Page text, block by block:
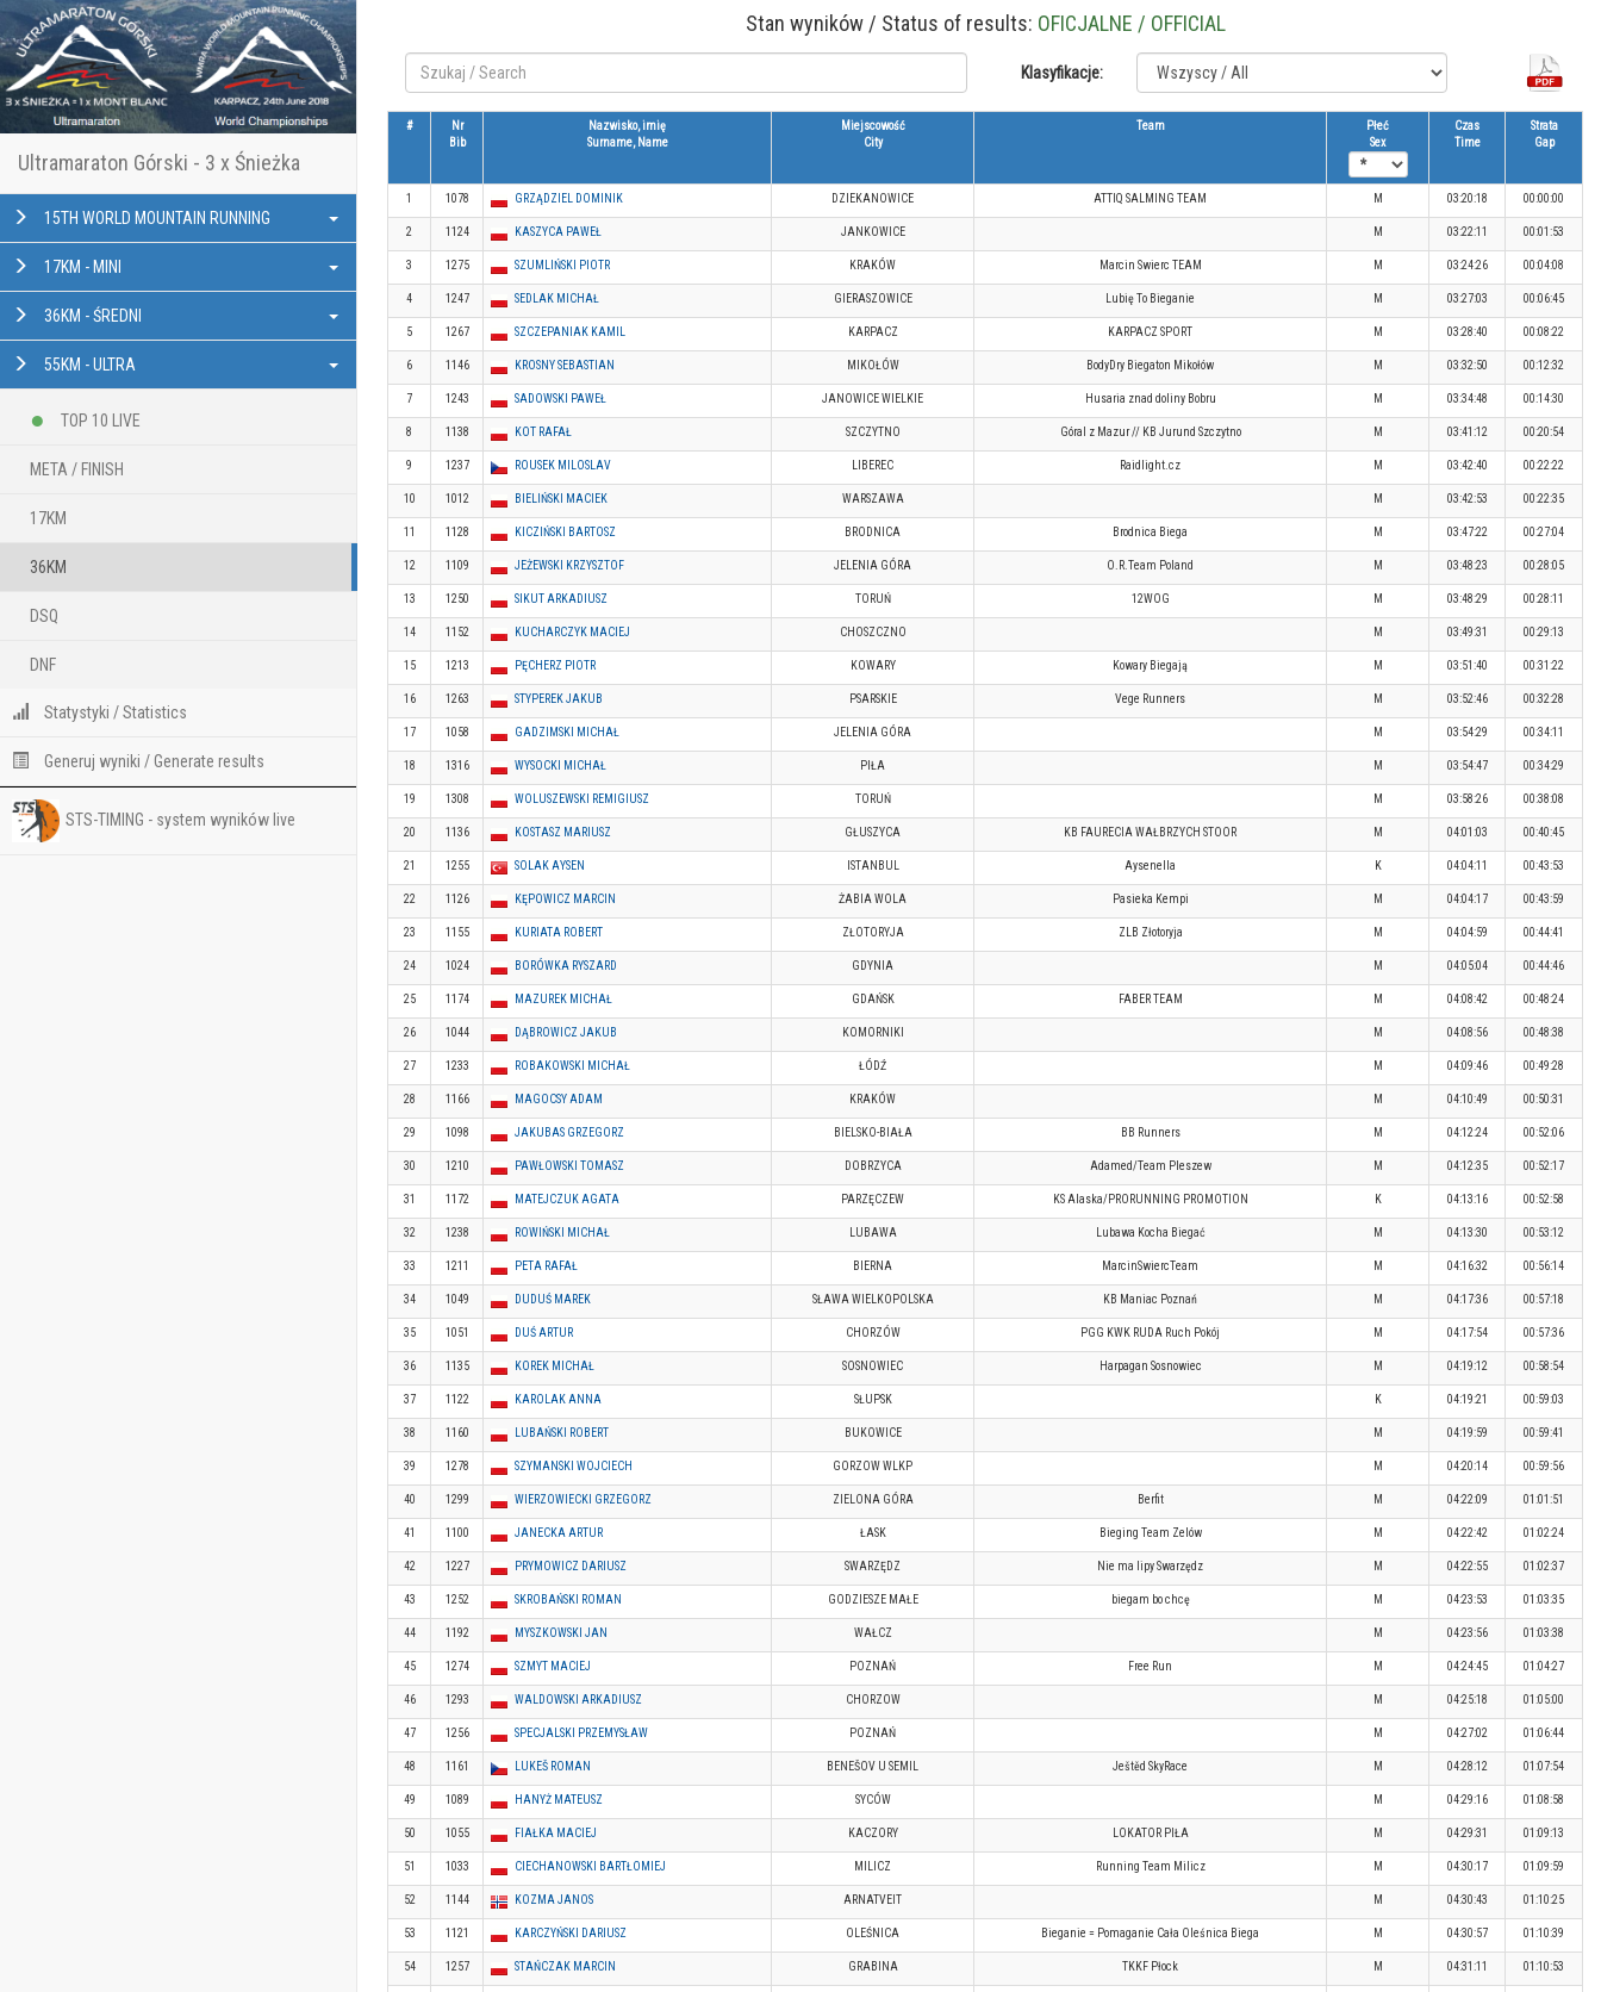
Ultramaraton Górski - 3 x Śnieżka
15TH WORLD MOUNTAIN RUNNING
17KM - MINI
36KM - ŚREDNI
55KM - ULTRA
TOP 10 LIVE
META / FINISH
17KM
36KM
DSQ
DNF
Statystyki / Statistics
Generuj wyniki / Generate results
STS-TIMING - system wyników live
Stan wyników / Status of results: OFICJALNE / OFFICIAL
Klasyfikacje:
#
Nr
Bib
Nazwisko, imię
Surname, Name
Miejscowość
City
Team
Płeć
Sex
Czas
Time
Strata
Gap
1 1078 GRZĄDZIEL DOMINIK DZIEKANOWICE ATTIQ SALMING TEAM M 03:20:18 00:00:00
2 1124 KASZYCA PAWEŁ JANKOWICE M 03:22:11 00:01:53
3 1275 SZUMLIŃSKI PIOTR KRAKÓW Marcin Swierc TEAM M 03:24:26 00:04:08
4 1247 SEDLAK MICHAŁ GIERASZOWICE Lubię To Bieganie M 03:27:03 00:06:45
5 1267 SZCZEPANIAK KAMIL KARPACZ KARPACZ SPORT M 03:28:40 00:08:22
6 1146 KROSNY SEBASTIAN MIKOŁÓW BodyDry Biegaton Mikołów M 03:32:50 00:12:32
7 1243 SADOWSKI PAWEŁ JANOWICE WIELKIE Husaria znad doliny Bobru M 03:34:48 00:14:30
8 1138 KOT RAFAŁ SZCZYTNO Góral z Mazur // KB Jurund Szczytno M 03:41:12 00:20:54
9 1237 ROUSEK MILOSLAV LIBEREC Raidlight.cz M 03:42:40 00:22:22
10 1012 BIELIŃSKI MACIEK WARSZAWA M 03:42:53 00:22:35
11 1128 KICZIŃSKI BARTOSZ BRODNICA Brodnica Biega M 03:47:22 00:27:04
12 1109 JEŻEWSKI KRZYSZTOF JELENIA GÓRA O.R.Team Poland M 03:48:23 00:28:05
13 1250 SIKUT ARKADIUSZ TORUŃ 12WOG M 03:48:29 00:28:11
14 1152 KUCHARCZYK MACIEJ CHOSZCZNO M 03:49:31 00:29:13
15 1213 PĘCHERZ PIOTR KOWARY Kowary Biegają M 03:51:40 00:31:22
16 1263 STYPEREK JAKUB PSARSKIE Vege Runners M 03:52:46 00:32:28
17 1058 GADZIMSKI MICHAŁ JELENIA GÓRA M 03:54:29 00:34:11
18 1316 WYSOCKI MICHAŁ PIŁA M 03:54:47 00:34:29
19 1308 WOLUSZEWSKI REMIGIUSZ TORUŃ M 03:58:26 00:38:08
20 1136 KOSTASZ MARIUSZ GŁUSZYCA KB FAURECIA WAŁBRZYCH STOOR M 04:01:03 00:40:45
21 1255 SOLAK AYSEN ISTANBUL Aysenella K 04:04:11 00:43:53
22 1126 KĘPOWICZ MARCIN ŻABIA WOLA Pasieka Kempi M 04:04:17 00:43:59
23 1155 KURIATA ROBERT ZŁOTORYJA ZLB Złotoryja M 04:04:59 00:44:41
24 1024 BORÓWKA RYSZARD GDYNIA M 04:05:04 00:44:46
25 1174 MAZUREK MICHAŁ GDAŃSK FABER TEAM M 04:08:42 00:48:24
26 1044 DĄBROWICZ JAKUB KOMORNIKI M 04:08:56 00:48:38
27 1233 ROBAKOWSKI MICHAŁ ŁÓDŹ M 04:09:46 00:49:28
28 1166 MAGOCSY ADAM KRAKÓW M 04:10:49 00:50:31
29 1098 JAKUBAS GRZEGORZ BIELSKO-BIAŁA BB Runners M 04:12:24 00:52:06
30 1210 PAWŁOWSKI TOMASZ DOBRZYCA Adamed/Team Pleszew M 04:12:35 00:52:17
31 1172 MATEJCZUK AGATA PARZĘCZEW KS Alaska/PRORUNNING PROMOTION K 04:13:16 00:52:58
32 1238 ROWIŃSKI MICHAŁ LUBAWA Lubawa Kocha Biegać M 04:13:30 00:53:12
33 1211 PETA RAFAŁ BIERNA MarcinSwiercTeam M 04:16:32 00:56:14
34 1049 DUDUŚ MAREK SŁAWA WIELKOPOLSKA KB Maniac Poznań M 04:17:36 00:57:18
35 1051 DUŚ ARTUR CHORZÓW PGG KWK RUDA Ruch Pokój M 04:17:54 00:57:36
36 1135 KOREK MICHAŁ SOSNOWIEC Harpagan Sosnowiec M 04:19:12 00:58:54
37 1122 KAROLAK ANNA SŁUPSK K 04:19:21 00:59:03
38 1160 LUBAŃSKI ROBERT BUKOWICE M 04:19:59 00:59:41
39 1278 SZYMANSKI WOJCIECH GORZOW WLKP M 04:20:14 00:59:56
40 1299 WIERZOWIECKI GRZEGORZ ZIELONA GÓRA Berfit M 04:22:09 01:01:51
41 1100 JANECKA ARTUR ŁASK Bieging Team Zelów M 04:22:42 01:02:24
42 1227 PRYMOWICZ DARIUSZ SWARZĘDZ Nie ma lipy Swarzędz M 04:22:55 01:02:37
43 1252 SKROBAŃSKI ROMAN GODZIESZE MAŁE biegam bo chcę M 04:23:53 01:03:35
44 1192 MYSZKOWSKI JAN WAŁCZ M 04:23:56 01:03:38
45 1274 SZMYT MACIEJ POZNAŃ Free Run M 04:24:45 01:04:27
46 1293 WALDOWSKI ARKADIUSZ CHORZOW M 04:25:18 01:05:00
47 1256 SPECJALSKI PRZEMYSŁAW POZNAŃ M 04:27:02 01:06:44
48 1161 LUKEŠ ROMAN BENEŠOV U SEMIL Ještěd SkyRace M 04:28:12 01:07:54
49 1089 HANYŻ MATEUSZ SYCÓW M 04:29:16 01:08:58
50 1055 FIAŁKA MACIEJ KACZORY LOKATOR PIŁA M 04:29:31 01:09:13
51 1033 CIECHANOWSKI BARTŁOMIEJ MILICZ Running Team Milicz M 04:30:17 01:09:59
52 1144 KOZMA JANOS ARNATVEIT M 04:30:43 01:10:25
53 1121 KARCZYŃSKI DARIUSZ OLEŚNICA Bieganie = Pomaganie Cała Oleśnica Biega M 04:30:57 01:10:39
54 1257 STAŃCZAK MARCIN GRABINA TKKF Płock M 04:31:11 01:10:53